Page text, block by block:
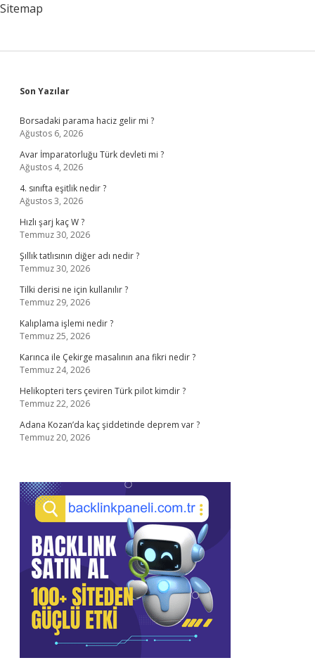
Sitemap
Sidebar
Son Yazılar
Borsadaki parama haciz gelir mi ?
Ağustos 6, 2026
Avar İmparatorluğu Türk devleti mi ?
Ağustos 4, 2026
4. sınıfta eşitlik nedir ?
Ağustos 3, 2026
Hızlı şarj kaç W ?
Temmuz 30, 2026
Şıllık tatlısının diğer adı nedir ?
Temmuz 30, 2026
Tilki derisi ne için kullanılır ?
Temmuz 29, 2026
Kalıplama işlemi nedir ?
Temmuz 25, 2026
Karınca ile Çekirge masalının ana fikri nedir ?
Temmuz 24, 2026
Helikopteri ters çeviren Türk pilot kimdir ?
Temmuz 22, 2026
Adana Kozan’da kaç şiddetinde deprem var ?
Temmuz 20, 2026